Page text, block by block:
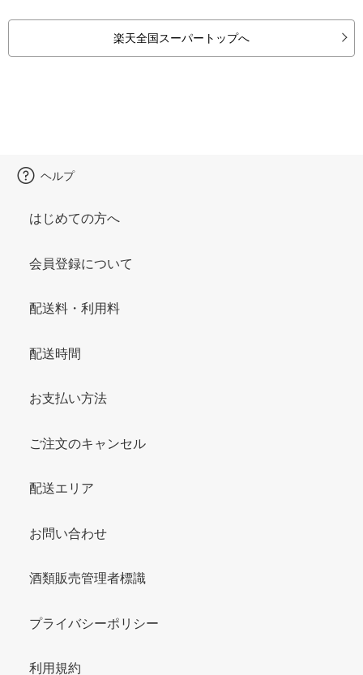
楽天全国スーパートップへ
ヘルプ
はじめての方へ
会員登録について
配送料・利用料
配送時間
お支払い方法
ご注文のキャンセル
配送エリア
お問い合わせ
酒類販売管理者標識
プライバシーポリシー
利用規約